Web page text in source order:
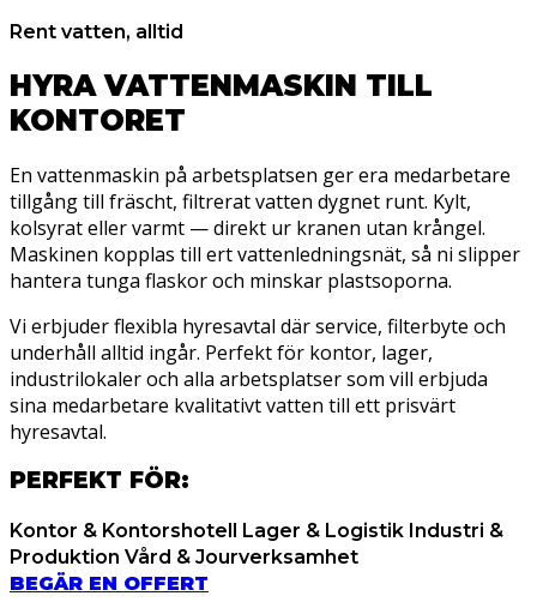
Rent vatten, alltid
HYRA VATTENMASKIN TILL
KONTORET
En vattenmaskin på arbetsplatsen ger era medarbetare
tillgång till fräscht, filtrerat vatten dygnet runt. Kylt,
kolsyrat eller varmt — direkt ur kranen utan krångel.
Maskinen kopplas till ert vattenledningsnät, så ni slipper
hantera tunga flaskor och minskar plastsoporna.
Vi erbjuder flexibla hyresavtal där service, filterbyte och
underhåll alltid ingår. Perfekt för kontor, lager,
industrilokaler och alla arbetsplatser som vill erbjuda
sina medarbetare kvalitativt vatten till ett prisvärt
hyresavtal.
PERFEKT FÖR:
Kontor & Kontorshotell Lager & Logistik Industri &
Produktion Vård & Jourverksamhet
BEGÄR EN OFFERT